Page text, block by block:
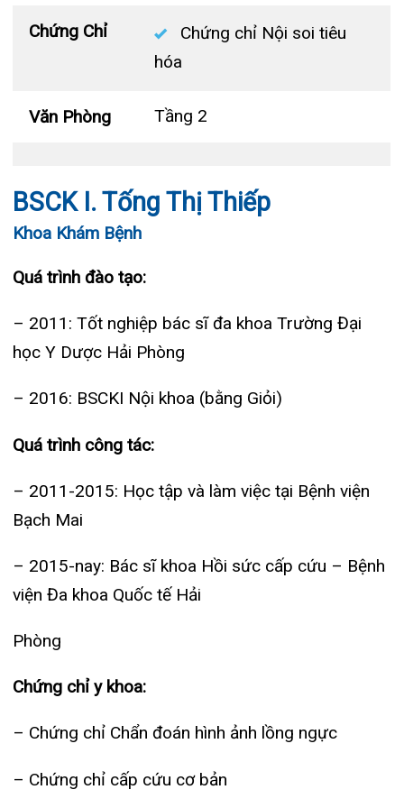
Khoa Hô hấp – Nội tiết – Bệnh nhiệt đới
Khoa Cơ xương khớp – Thận tiết niệu – Dị
Khoa Tiêu hóa
Khoa Thần kinh – Đột quỵ
Khoa Thận nhân tạo
BSCK I. Tống Thị Thiếp
– 2016: BSCKI Nội khoa (bằng Giỏi)
Quá trình công tác:
– 2011-2015: Học tập và làm việc tại Bệnh viện
– 2015-nay: Bác sĩ khoa Hồi sức cấp cứu – Bệnh
viện Đa khoa Quốc tế Hải
Phòng
Chứng chỉ y khoa:
– Chứng chỉ cấp cứu cơ bản
Khác:
– Học viên Hội Tim mạch Việt Nam